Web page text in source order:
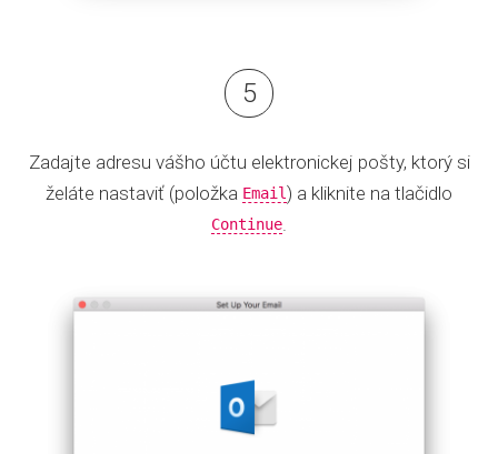
Zadajte adresu vášho účtu elektronickej pošty, ktorý si
želáte nastaviť (položka Email) a kliknite na tlačidlo
Continue.